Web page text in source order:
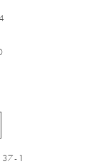
1